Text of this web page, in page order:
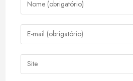
seu
nome
ou
de
usuário
Digite
seu
endereço
de
Digite
o